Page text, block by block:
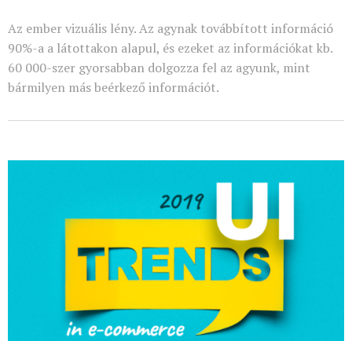
Az ember vizuális lény. Az agynak továbbított információ
90%-a a látottakon alapul, és ezeket az információkat kb.
60 000-szer gyorsabban dolgozza fel az agyunk, mint
bármilyen más beérkező információt.